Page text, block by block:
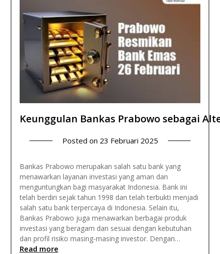
Keunggulan Bankas Prabowo sebagai
Posted on 23 Februari 2025
Bankas Prabowo merupakan salah satu bank yang
menawarkan layanan investasi yang aman dan
menguntungkan bagi masyarakat Indonesia. Bank ini
telah berdiri sejak tahun 1998 dan telah terbukti menjadi
salah satu bank terpercaya di Indonesia. Selain itu,
Bankas Prabowo juga menawarkan berbagai produk
investasi yang beragam dan sesuai dengan kebutuhan
dan profil risiko masing-masing investor. Dengan…
Read more